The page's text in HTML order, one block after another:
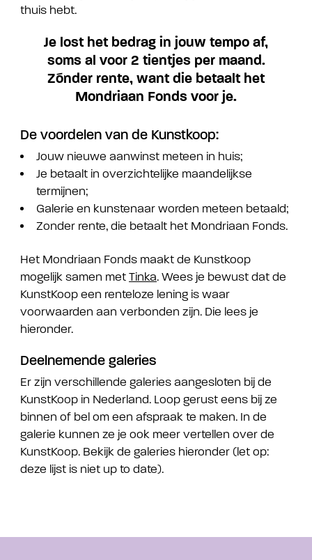
thuis hebt.
Je lost het bedrag in jouw tempo af,
soms al voor 2 tientjes per maand.
Zónder rente, want die betaalt het
Mondriaan Fonds voor je.
De voordelen van de Kunstkoop:
Jouw nieuwe aanwinst meteen in huis;
Je betaalt in overzichtelijke maandelijkse
termijnen;
Galerie en kunstenaar worden meteen betaald;
Zonder rente, die betaalt het Mondriaan Fonds.
Het Mondriaan Fonds maakt de Kunstkoop
mogelijk samen met Tinka. Wees je bewust dat de
KunstKoop een renteloze lening is waar
voorwaarden aan verbonden zijn. Die lees je
hieronder.
Deelnemende galeries
Er zijn verschillende galeries aangesloten bij de
KunstKoop in Nederland. Loop gerust eens bij ze
binnen of bel om een afspraak te maken. In de
galerie kunnen ze je ook meer vertellen over de
KunstKoop. Bekijk de galeries hieronder (let op:
deze lijst is niet up to date).